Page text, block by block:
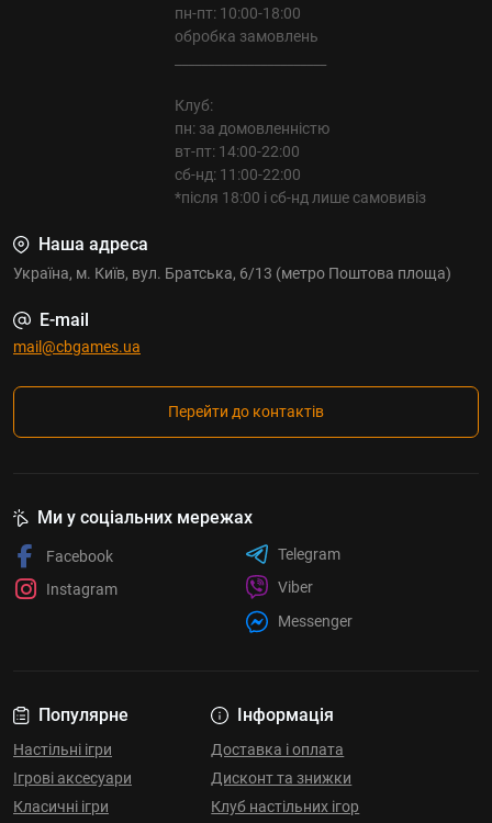
пн-пт: 10:00-18:00
обробка замовлень
Клуб:
пн: за домовленністю
вт-пт: 14:00-22:00
сб-нд: 11:00-22:00
*після 18:00 і сб-нд лише самовивіз
Наша адреса
Україна, м. Київ, вул. Братська, 6/13 (метро Поштова площа)
E-mail
mail@cbgames.ua
Перейти до контактів
Популярне
Настільні ігри
Ігрові аксесуари
Класичні ігри
Інформація
Доставка і оплата
Дисконт та знижки
Клуб настільних ігор
Ми у соціальних мережах
Facebook
Instagram
Telegram
Viber
Messenger